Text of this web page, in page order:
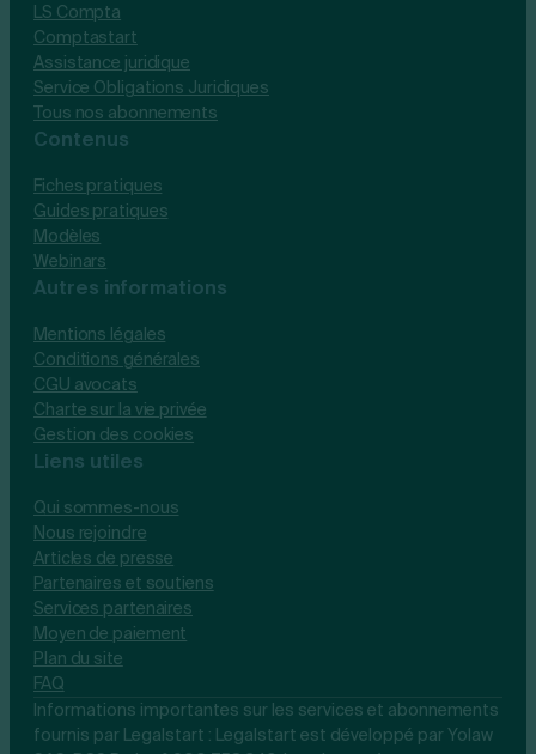
LS Compta
Comptastart
Assistance juridique
Service Obligations Juridiques
Tous nos abonnements
Contenus
Fiches pratiques
Guides pratiques
Modèles
Webinars
Autres informations
Mentions légales
Conditions générales
CGU avocats
Charte sur la vie privée
Gestion des cookies
Liens utiles
Qui sommes-nous
Nous rejoindre
Articles de presse
Partenaires et soutiens
Services partenaires
Moyen de paiement
Plan du site
FAQ
Informations importantes sur les services et abonnements
fournis par Legalstart : Legalstart est développé par Yolaw